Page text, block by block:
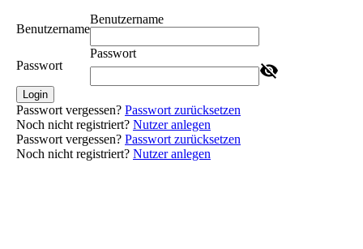
Benutzername
Benutzername
Passwort
Passwort
Login
Passwort vergessen? Passwort zurücksetzen
Noch nicht registriert? Nutzer anlegen
Passwort vergessen? Passwort zurücksetzen
Noch nicht registriert? Nutzer anlegen